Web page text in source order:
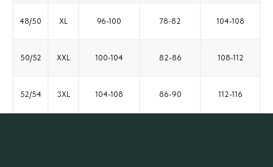
48/50 XL 96-100 78-82 104-108
50/52 XXL 100-104 82-86 108-112
52/54 3XL 104-108 86-90 112-116